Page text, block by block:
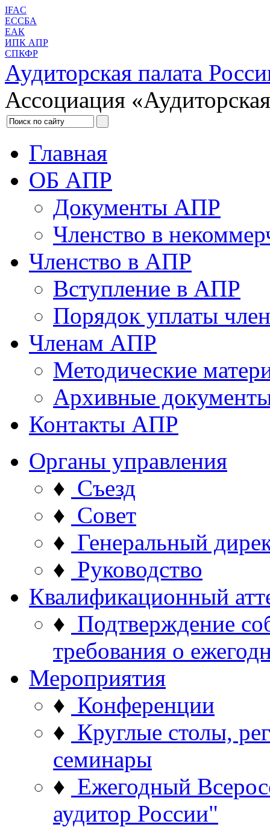
IFAC
ЕССБА
ЕАК
ИПК АПР
СПКФР
Аудиторская палата
Ассоциация
Главная
ОБ АПР
Документы АПР
Членство в
Членство в АПР
Вступление в АПР
Порядок уплаты
Членам АПР
Методические
Архивные
Контакты АПР
Органы управления
♦ Съезд
♦ Совет
♦ Генеральный
♦ Руководство
Квалификационный
♦ Подтверждение
требования о
Мероприятия
♦ Конференции
♦ Круглые столы,
семинары
♦ Ежегодный
аудитор России"